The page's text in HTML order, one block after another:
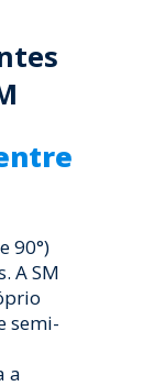
90°)
A SM
semi-
a